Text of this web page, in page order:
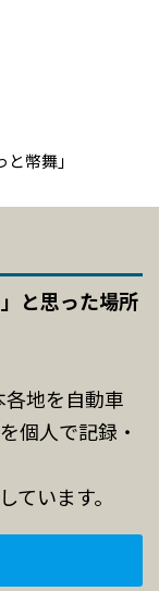
幣舞」
と思った場所
地を自動車
個人で記録・
ています。